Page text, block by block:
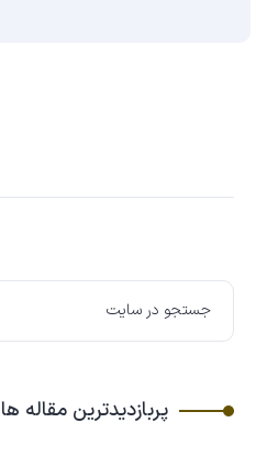
پربازدیدترین مقاله ها